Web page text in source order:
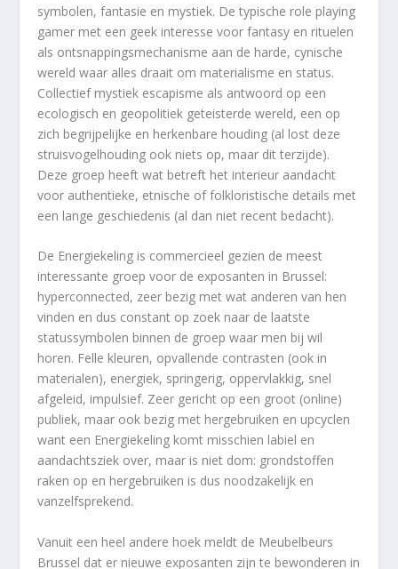
symbolen, fantasie en mystiek. De typische role playing
gamer met een geek interesse voor fantasy en rituelen
als ontsnappingsmechanisme aan de harde, cynische
wereld waar alles draait om materialisme en status.
Collectief mystiek escapisme als antwoord op een
ecologisch en geopolitiek geteisterde wereld, een op
zich begrijpelijke en herkenbare houding (al lost deze
struisvogelhouding ook niets op, maar dit terzijde).
Deze groep heeft wat betreft het interieur aandacht
voor authentieke, etnische of folkloristische details met
een lange geschiedenis (al dan niet recent bedacht).
De Energiekeling is commercieel gezien de meest
interessante groep voor de exposanten in Brussel:
hyperconnected, zeer bezig met wat anderen van hen
vinden en dus constant op zoek naar de laatste
statussymbolen binnen de groep waar men bij wil
horen. Felle kleuren, opvallende contrasten (ook in
materialen), energiek, springerig, oppervlakkig, snel
afgeleid, impulsief. Zeer gericht op een groot (online)
publiek, maar ook bezig met hergebruiken en upcyclen
want een Energiekeling komt misschien labiel en
aandachtsziek over, maar is niet dom: grondstoffen
raken op en hergebruiken is dus noodzakelijk en
vanzelfsprekend.
Vanuit een heel andere hoek meldt de Meubelbeurs
Brussel dat er nieuwe exposanten zijn te bewonderen in